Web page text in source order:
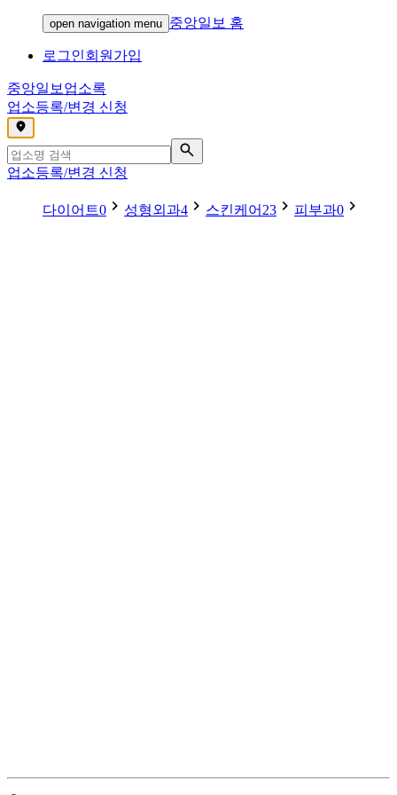
open navigation menu 중앙일보 홈
로그인회원가입
중앙일보 업소록
업소등록/변경 신청
,
업소등록/변경 신청
다이어트0 성형외과4 스킨케어 23 피부과0